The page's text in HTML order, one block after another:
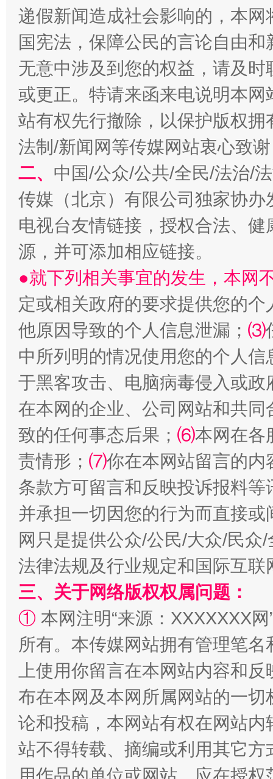
揭开“小金库”的免责幌子
受贿1.44亿！段成刚被判无期 从幼
全民健身五年计划来了！等你上场
阿坝州三大球赛在茂县开幕 规模
国家大学科技园优化重塑工作
递假新闻造成社会影响的，本
国宪法，保障公民的言论自由
无意中涉及到您的权益，请及
或更正。特请来函来电说明本
站有权先行撤除，以保护版权
法制/新闻网等传媒网站衷心致
二、 中国/公众/公共/全民/法治/
传媒（北京）有限公司独家协
电视台友情链接，授权合法、
源，并可添加相应链接。
●就下列相关事宜的发生，本网
定或相关政府的要求提供您的个
他原因导致的个人信息泄漏； ⑶
中所列明的情况使用您的个人
于黑客攻击、电脑病毒侵入或
在本网的企业、公司网站和共
致的任何事态后果； ⑹本网在各
责情形； ⑺你在本网站留言的内
条款方可留言和反映投诉报料
并承担一切因您的行为而直接
网只是提供公众/公民/大众/民
法律法规及行业规定和国际互
三、关于网络版权权属问题：
① 本网注明“来源：XXXXXXX
所有。本传媒网站拥有管理笔
上使用你留言在本网站内容和
布在本网及本网所属网站的一
论和投稿，本网站有权在网站
站不得转载、摘编或利用其它